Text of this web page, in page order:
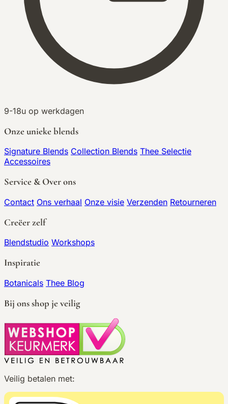
9-18u op werkdagen
Onze unieke blends
Signature Blends Collection Blends Thee Selectie
Accessoires
Service & Over ons
Contact Ons verhaal Onze visie Verzenden Retourneren
Creëer zelf
Blendstudio Workshops
Inspiratie
Botanicals Thee Blog
Bij ons shop je veilig
Veilig betalen met: